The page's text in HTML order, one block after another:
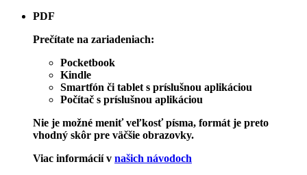
PDF
Prečítate na zariadeniach:
Pocketbook
Kindle
Smartfón či tablet s príslušnou aplikáciou
Počítač s príslušnou aplikáciou
Nie je možné meniť veľkosť písma, formát je preto
vhodný skôr pre väčšie obrazovky.
Viac informácií v našich návodoch